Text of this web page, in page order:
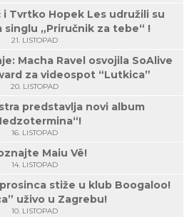
i Tvrtko Hopek Les udružili su
singlu „Priručnik za tebe“ !
21. LISTOPAD
Macha Ravel osvojila SoAlive
za videospot “Lutkica”
20. LISTOPAD
predstavlja novi album
16. LISTOPAD
Maiu Vë!
14. LISTOPAD
stiže u klub Boogaloo!
uživo u Zagrebu!
10. LISTOPAD